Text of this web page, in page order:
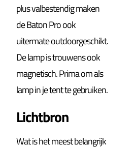
plus valbestendig maken
de Baton Pro ook
uitermate outdoorgeschikt.
De lamp is trouwens ook
magnetisch. Prima om als
lamp in je tent te gebruiken.
Lichtbron
Wat is het meest belangrijk